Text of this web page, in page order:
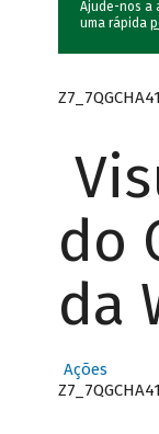
Ajude-nos a
uma rápida
do
da
Ações